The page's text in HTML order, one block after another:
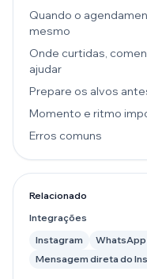
Quando o
mesmo
Onde curtidas,
ajudar
Prepare os alvos
Momento e ritmo
Erros comuns
Relacionado
Integrações
Instagram
WhatsApp
Mensagem direta do